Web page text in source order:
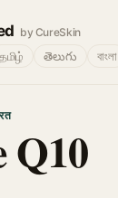
by CureSkin
தமிழ் తెలుగు বাংলা
Q10